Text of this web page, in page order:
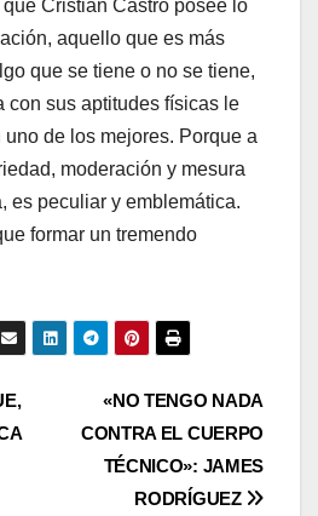
Cristian Castro posee lo
aquello que es más
que se tiene o no se tiene,
con sus aptitudes físicas le
de los mejores. Porque a
moderación y mesura
es peculiar y emblemática.
formar un tremendo
«NO TENGO NADA
CONTRA EL CUERPO
TÉCNICO»: JAMES
RODRÍGUEZ